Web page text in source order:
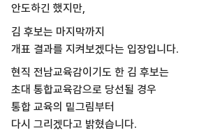
안도하긴 했지만,
김 후보는 마지막까지
개표 결과를 지켜보겠다는 입장입니다.
현직 전남교육감이기도 한 김 후보는
초대 통합교육감으로 당선될 경우
통합 교육의 밑그림부터
다시 그리겠다고 밝혔습니다.